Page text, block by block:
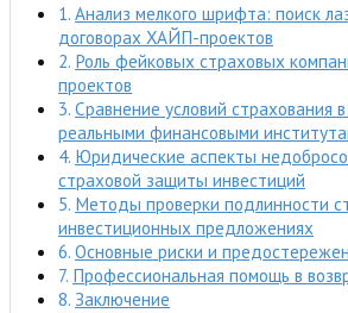
Анализ мелкого шрифта: поиск
договорах ХАЙП-проектов
Роль фейковых страховых
проектов
Сравнение условий страхования
реальными финансовыми
Юридические аспекты
страховой защиты инвестиций
Методы проверки подлинности
инвестиционных предложениях
Основные риски и
Профессиональная помощь в
Заключение